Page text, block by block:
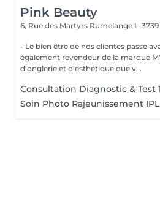
Pink Beauty
6, Rue des Martyrs Rumelange L-3739
- Le bien être de nos clientes passe avant tout ! -
également revendeur de la marque
d'onglerie et d'esthétique que v...
Consultation Diagnostic & Test
Soin Photo Rajeunissement IPL